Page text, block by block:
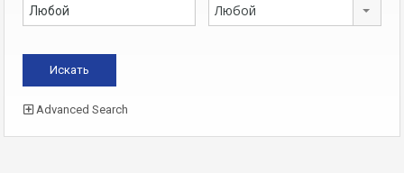
Любой
Advanced Search